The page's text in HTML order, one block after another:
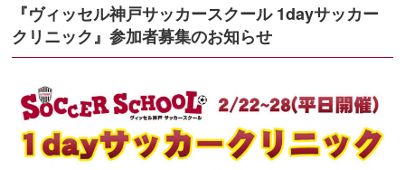
『ヴィッセル神戸サッカースクール 1dayサッカー
クリニック』参加者募集のお知らせ